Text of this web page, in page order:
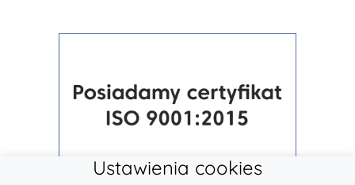
Ustawienia cookies